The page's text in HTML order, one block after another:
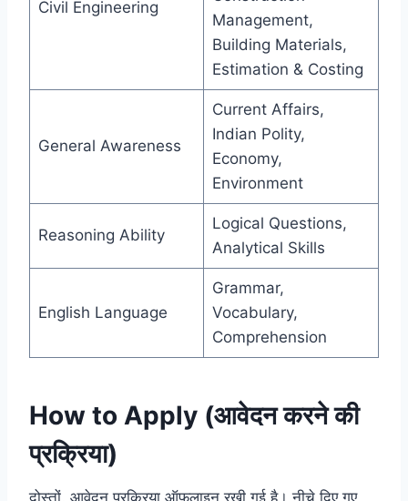
Civil Engineering
Management,
Building Materials,
Estimation & Costing
General Awareness
Current Affairs,
Indian Polity,
Economy,
Environment
Reasoning Ability
Logical Questions,
Analytical Skills
English Language
Grammar,
Vocabulary,
Comprehension
How to Apply (आवेदन करने की
प्रक्रिया)
दोस्तों, आवेदन प्रक्रिया ऑफलाइन रखी गई है। नीचे दिए गए